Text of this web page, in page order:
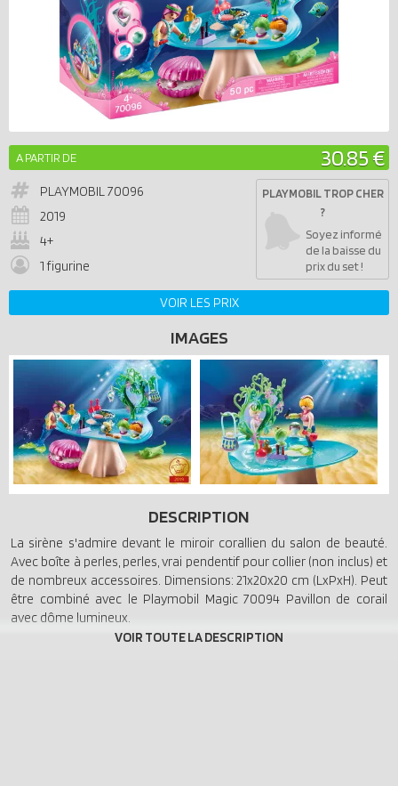
A PARTIR DE 30.85 €
PLAYMOBIL70096
2019
4+
1 figurine
PLAYMOBIL TROP CHER
?
Soyez informé
de la baisse du
prix du set !
VOIR LES PRIX
IMAGES
DESCRIPTION
La sirène s'admire devant le miroir corallien du salon de beauté.
Avec boîte à perles, perles, vrai pendentif pour collier (non inclus) et
de nombreux accessoires. Dimensions: 21x20x20 cm (LxPxH). Peut
être combiné avec le Playmobil Magic 70094 Pavillon de corail
avec dôme lumineux.